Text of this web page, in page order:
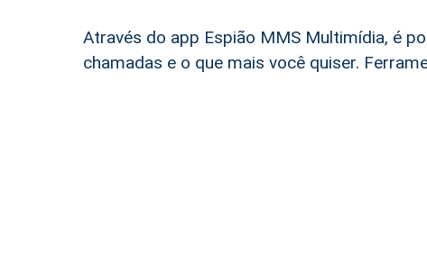
Através do app Espião MMS Multimídia, é
chamadas e o que mais você quiser.